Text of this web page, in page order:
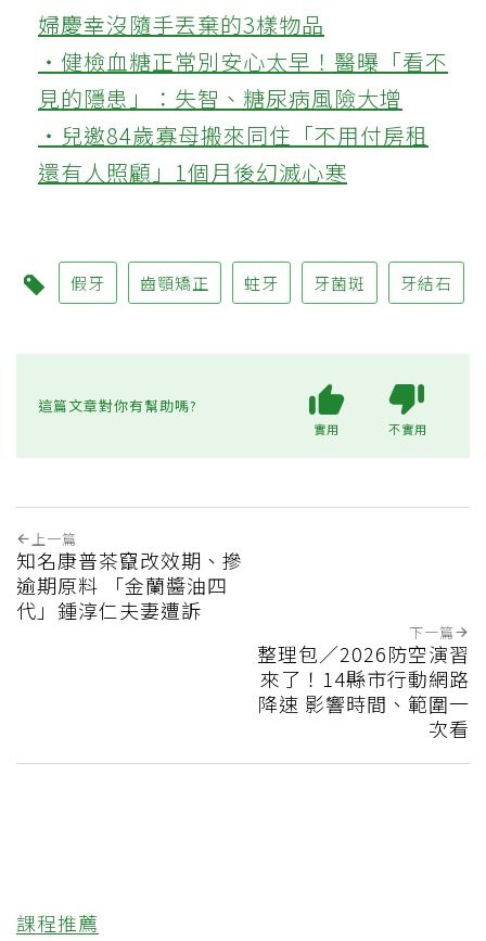
婦慶幸沒隨手丟棄的3樣物品
‧健檢血糖正常別安心太早！醫曝「看不
見的隱患」：失智、糖尿病風險大增
‧兒邀84歲寡母搬來同住「不用付房租
還有人照顧」1個月後幻滅心寒
假牙 齒顎矯正 蛀牙 牙菌斑 牙結石
這篇文章對你有幫助嗎?
實用 不實用
上一篇
知名康普茶竄改效期、摻
逾期原料 「金蘭醬油四
代」鍾淳仁夫妻遭訴
下一篇
整理包／2026防空演習
來了！14縣市行動網路
降速 影響時間、範圍一
次看
課程推薦